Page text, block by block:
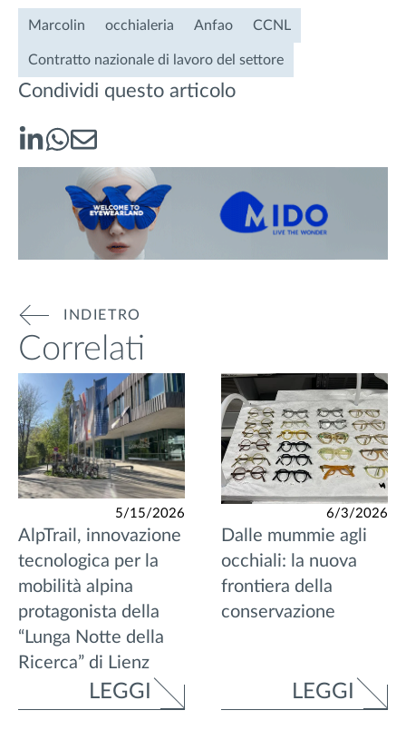
Marcolin occhialeria Anfao CCNL
Contratto nazionale di lavoro del settore
Condividi questo articolo
INDIETRO
Correlati
5/15/2026
AlpTrail, innovazione
tecnologica per la
mobilità alpina
protagonista della
“Lunga Notte della
Ricerca” di Lienz
LEGGI
6/3/2026
Dalle mummie agli
occhiali: la nuova
frontiera della
conservazione
LEGGI